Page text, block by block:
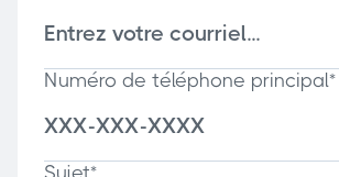
Numéro de téléphone principal*
Sujet*